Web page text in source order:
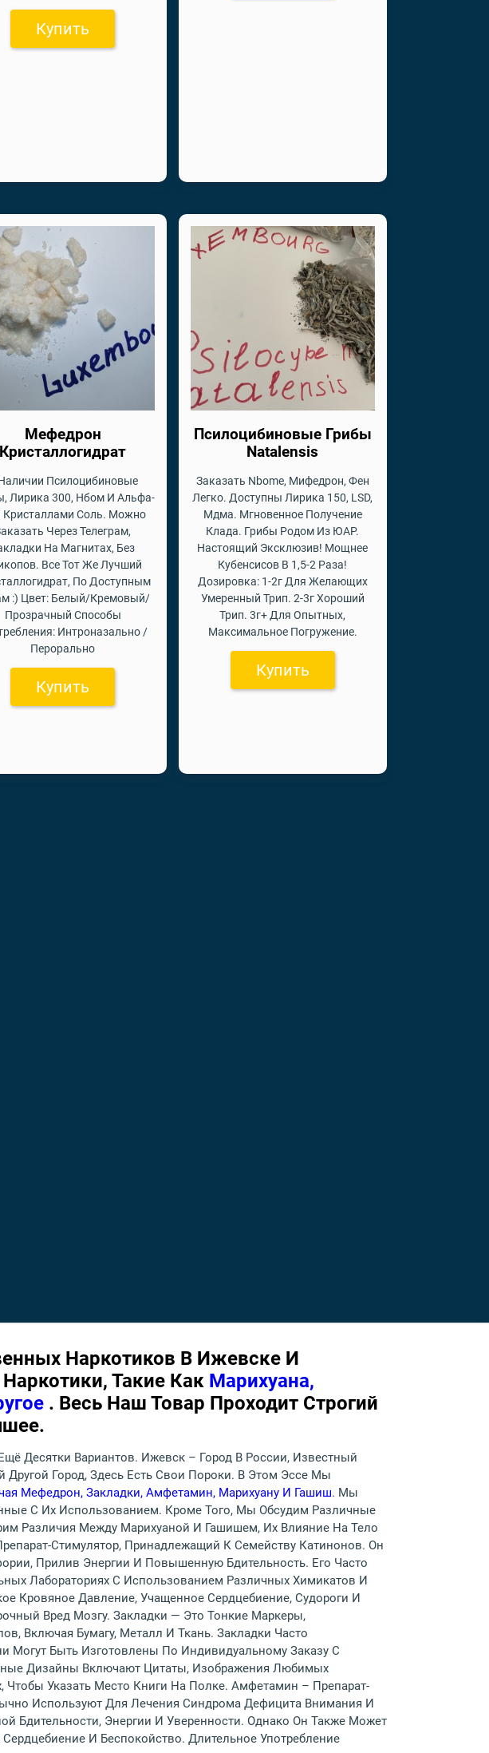
Купить
Мефедрон
Кристаллогидрат
Псилоцибиновые
Лирика 300, Нбом И Альфа-
Кристаллами Соль. Можно
Через Телеграм,
На Магнитах, Без
Все Тот Же Лучший
По Доступным
:) Цвет: Белый/Кремовый/
Прозрачный Способы
Интроназально /
Перорально
Купить
Псилоцибиновые Грибы
Natalensis
Заказать Nbome, Мифедрон, Фен
Легко. Доступны Лирика 150, LSD,
Мдма. Мгновенное Получение
Клада. Грибы Родом Из ЮАР.
Настоящий Эксклюзив! Мощнее
Кубенсисов В 1,5-2 Раза!
Дозировка: 1-2г Для Желающих
Умеренный Трип. 2-3г Хороший
Трип. 3г+ Для Опытных,
Максимальное Погружение.
Купить
Наркотиков В Ижевске И
Такие Как Марихуана,
. Весь Наш Товар Проходит Строгий
Десятки Вариантов. Ижевск – Город В России, Известный
Город, Здесь Есть Свои Пороки. В Этом Эссе Мы
Мефедрон, Закладки, Амфетамин, Марихуану И Гашиш. Мы
С Их Использованием. Кроме Того, Мы Обсудим Различные
Различия Между Марихуаной И Гашишем, Их Влияние На Тело
Стимулятор, Принадлежащий К Семейству Катинонов. Он
Прилив Энергии И Повышенную Бдительность. Его Часто
Лабораториях С Использованием Различных Химикатов И
Кровяное Давление, Учащенное Сердцебиение, Судороги И
Вред Мозгу. Закладки — Это Тонкие Маркеры,
Включая Бумагу, Металл И Ткань. Закладки Часто
Могут Быть Изготовлены По Индивидуальному Заказу С
Дизайны Включают Цитаты, Изображения Любимых
Указать Место Книги На Полке. Амфетамин – Препарат-
Используют Для Лечения Синдрома Дефицита Внимания И
Бдительности, Энергии И Уверенности. Однако Он Также Может
И Беспокойство. Длительное Употребление